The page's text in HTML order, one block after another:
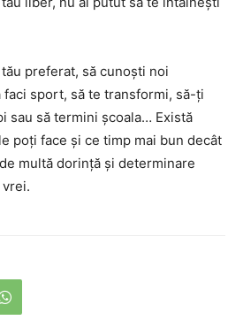
preferat, să cunoști noi
sport, să te transformi, să-ți
sau să termini școala… Există
poți face și ce timp mai bun decât
multă dorință și determinare